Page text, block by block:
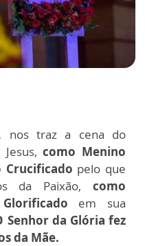
nos traz a cena do
Jesus,como Menino
Crucificado pelo que
da Paixão, como
em sua
Senhor da Glória fez
da Mãe.